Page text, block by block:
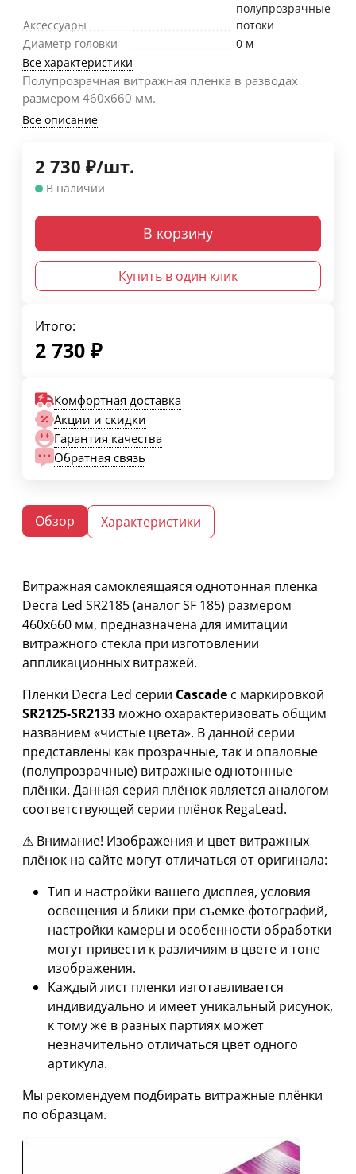
Аксессуары
полупрозрачные
потоки
Диаметр головки
0 м
Все характеристики
Полупрозрачная витражная пленка в разводах
размером 460х660 мм.
Все описание
2 730 ₽/шт.
В наличии
В корзину
Купить в один клик
Итого:
2 730 ₽
Комфортная доставка
Акции и скидки
Гарантия качества
Обратная связь
Обзор Характеристики
Витражная самоклеящаяся однотонная пленка
Decra Led SR2185 (аналог SF 185) размером
460х660 мм, предназначена для имитации
витражного стекла при изготовлении
аппликационных витражей.
Пленки Decra Led серии Cascade с маркировкой
SR2125-SR2133 можно охарактеризовать общим
названием «чистые цвета». В данной серии
представлены как прозрачные, так и опаловые
(полупрозрачные) витражные однотонные
плёнки. Данная серия плёнок является аналогом
соответствующей серии плёнок RegaLead.
⚠ Внимание! Изображения и цвет витражных
плёнок на сайте могут отличаться от оригинала:
Тип и настройки вашего дисплея, условия
освещения и блики при съемке фотографий,
настройки камеры и особенности обработки
могут привести к различиям в цвете и тоне
изображения.
Каждый лист пленки изготавливается
индивидуально и имеет уникальный рисунок,
к тому же в разных партиях может
незначительно отличаться цвет одного
артикула.
Мы рекомендуем подбирать витражные плёнки
по образцам.